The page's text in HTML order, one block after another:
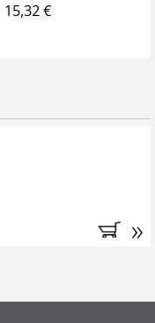
€
»